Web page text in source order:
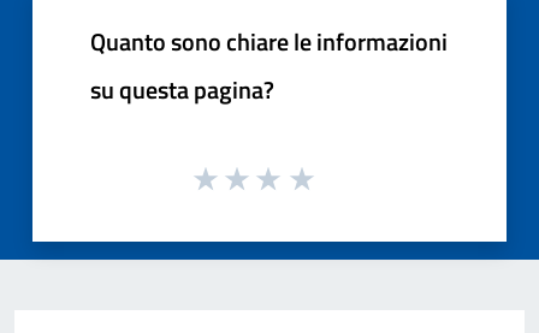
Quanto sono chiare le informazioni
su questa pagina?